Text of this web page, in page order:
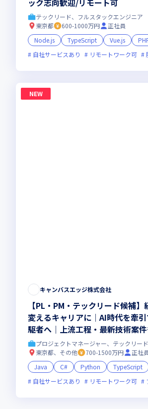
ック志向歓迎/リモート可
テックリード、フルスタックエンジニア
東京都
600-1000万円
正社員
Node.js
TypeScript Vue.js
自社サービスあり
リモートワーク可
NEW
キャンバスエッジ株式会社
【PL・PM・テックリード候補
変えるキャリアに｜AI時代を牽
駆者へ｜上流工程・最新技術案
プロジェクトマネージャー、テックリード
東京都、その他
700-1500万円
正社
Java
C# Python TypeScript
自社サービスあり
リモートワーク可